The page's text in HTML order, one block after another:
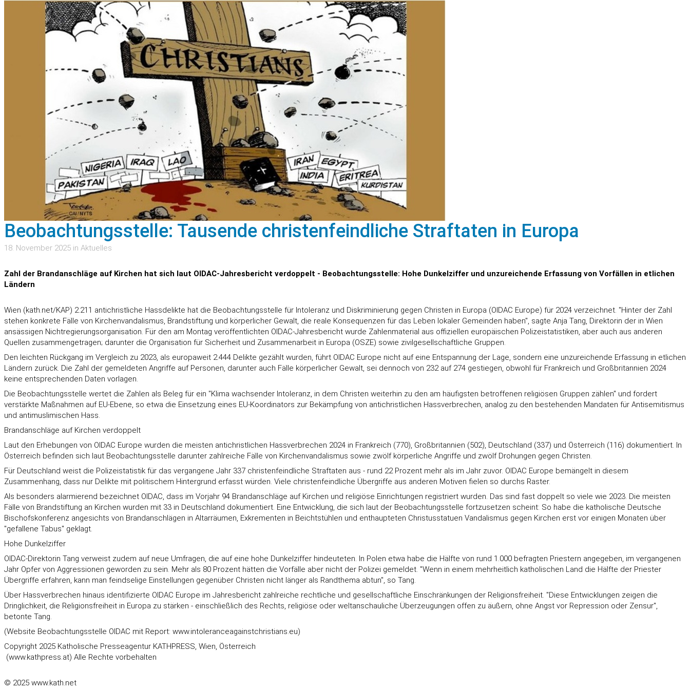
Beobachtungsstelle: Tausende christenfeindliche Straftaten in Europa
18. November 2025 in Aktuelles
Zahl der Brandanschläge auf Kirchen hat sich laut OIDAC-Jahresbericht verdoppelt - Beobachtungsstelle: Hohe Dunkelziffer und unzureichende Erfassung von Vorfällen in etlichen
Ländern
Wien (kath.net/KAP) 2.211 antichristliche Hassdelikte hat die Beobachtungsstelle für Intoleranz und Diskriminierung gegen Christen in Europa (OIDAC Europe) für 2024 verzeichnet. "Hinter der Zahl
stehen konkrete Fälle von Kirchenvandalismus, Brandstiftung und körperlicher Gewalt, die reale Konsequenzen für das Leben lokaler Gemeinden haben", sagte Anja Tang, Direktorin der in Wien
ansässigen Nichtregierungsorganisation. Für den am Montag veröffentlichten OIDAC-Jahresbericht wurde Zahlenmaterial aus offiziellen europäischen Polizeistatistiken, aber auch aus anderen
Quellen zusammengetragen; darunter die Organisation für Sicherheit und Zusammenarbeit in Europa (OSZE) sowie zivilgesellschaftliche Gruppen.
Den leichten Rückgang im Vergleich zu 2023, als europaweit 2.444 Delikte gezählt wurden, führt OIDAC Europe nicht auf eine Entspannung der Lage, sondern eine unzureichende Erfassung in etlichen
Ländern zurück. Die Zahl der gemeldeten Angriffe auf Personen, darunter auch Fälle körperlicher Gewalt, sei dennoch von 232 auf 274 gestiegen, obwohl für Frankreich und Großbritannien 2024
keine entsprechenden Daten vorlagen.
Die Beobachtungsstelle wertet die Zahlen als Beleg für ein "Klima wachsender Intoleranz, in dem Christen weiterhin zu den am häufigsten betroffenen religiösen Gruppen zählen" und fordert
verstärkte Maßnahmen auf EU-Ebene, so etwa die Einsetzung eines EU-Koordinators zur Bekämpfung von antichristlichen Hassverbrechen, analog zu den bestehenden Mandaten für Antisemitismus
und antimuslimischen Hass.
Brandanschläge auf Kirchen verdoppelt
Laut den Erhebungen von OIDAC Europe wurden die meisten antichristlichen Hassverbrechen 2024 in Frankreich (770), Großbritannien (502), Deutschland (337) und Österreich (116) dokumentiert. In
Österreich befinden sich laut Beobachtungsstelle darunter zahlreiche Fälle von Kirchenvandalismus sowie zwölf körperliche Angriffe und zwölf Drohungen gegen Christen.
Für Deutschland weist die Polizeistatistik für das vergangene Jahr 337 christenfeindliche Straftaten aus - rund 22 Prozent mehr als im Jahr zuvor. OIDAC Europe bemängelt in diesem
Zusammenhang, dass nur Delikte mit politischem Hintergrund erfasst würden. Viele christenfeindliche Übergriffe aus anderen Motiven fielen so durchs Raster.
Als besonders alarmierend bezeichnet OIDAC, dass im Vorjahr 94 Brandanschläge auf Kirchen und religiöse Einrichtungen registriert wurden. Das sind fast doppelt so viele wie 2023. Die meisten
Fälle von Brandstiftung an Kirchen wurden mit 33 in Deutschland dokumentiert. Eine Entwicklung, die sich laut der Beobachtungsstelle fortzusetzen scheint: So habe die katholische Deutsche
Bischofskonferenz angesichts von Brandanschlägen in Altarräumen, Exkrementen in Beichtstühlen und enthaupteten Christusstatuen Vandalismus gegen Kirchen erst vor einigen Monaten über
"gefallene Tabus" geklagt.
Hohe Dunkelziffer
OIDAC-Direktorin Tang verweist zudem auf neue Umfragen, die auf eine hohe Dunkelziffer hindeuteten. In Polen etwa habe die Hälfte von rund 1.000 befragten Priestern angegeben, im vergangenen
Jahr Opfer von Aggressionen geworden zu sein. Mehr als 80 Prozent hätten die Vorfälle aber nicht der Polizei gemeldet. "Wenn in einem mehrheitlich katholischen Land die Hälfte der Priester
Übergriffe erfahren, kann man feindselige Einstellungen gegenüber Christen nicht länger als Randthema abtun", so Tang.
Über Hassverbrechen hinaus identifizierte OIDAC Europe im Jahresbericht zahlreiche rechtliche und gesellschaftliche Einschränkungen der Religionsfreiheit. "Diese Entwicklungen zeigen die
Dringlichkeit, die Religionsfreiheit in Europa zu stärken - einschließlich des Rechts, religiöse oder weltanschauliche Überzeugungen offen zu äußern, ohne Angst vor Repression oder Zensur",
betonte Tang.
(Website Beobachtungsstelle OIDAC mit Report: www.intoleranceagainstchristians.eu)
Copyright 2025 Katholische Presseagentur KATHPRESS, Wien, Österreich
(www.kathpress.at) Alle Rechte vorbehalten
© 2025 www.kath.net